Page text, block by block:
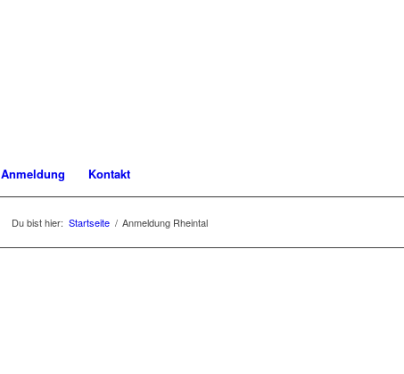
Anmeldung Kontakt
Du bist hier: Startseite / Anmeldung Rheintal